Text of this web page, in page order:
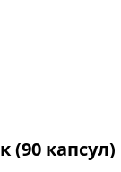
(90 капсул)